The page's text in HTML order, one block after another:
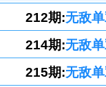
212期:无敌
214期:无敌
215期:无敌